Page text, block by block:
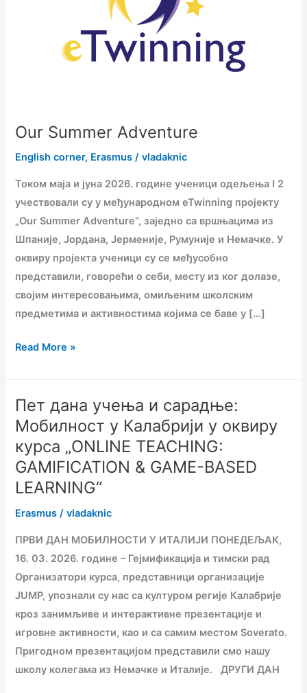
Our Summer Adventure
English corner, Erasmus /vladaknic
Током маја и јуна 2026. године ученици одељења I 2
учествовали су у међународном eTwinning пројекту
„Our Summer Adventure“, заједно са вршњацима из
Шпаније, Јордана, Јерменије, Румуније и Немачке. У
оквиру пројекта ученици су се међусобно
представили, говорећи о себи, месту из ког долазе,
својим интересовањима, омиљеним школским
предметима и активностима којима се баве у […]
Read More »
Пет дана учења и сарадње:
Мобилност у Калабрији у оквиру
курса „ONLINE TEACHING:
GAMIFICATION & GAME-BASED
LEARNING“
Erasmus /vladaknic
ПРВИ ДАН МОБИЛНОСТИ У ИТАЛИЈИ ПОНЕДЕЉАК,
16. 03. 2026. године – Гејмификација и тимски рад
Организатори курса, представници организације
JUMP, упознали су нас са културом регије Калабрије
кроз занимљиве и интерактивне презентације и
игровне активности, као и са самим местом Soverato.
Пригодном презентацијом представили смо нашу
школу колегама из Немачке и Италије. ДРУГИ ДАН
Пет
дана
учења
и
Мобилност
у
Калабрији
у
оквиру
курса
GAMIFICATION